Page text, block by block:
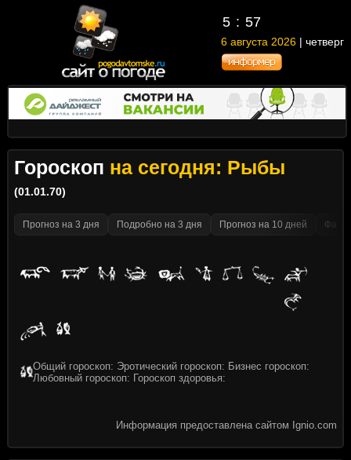
5 : 57
6 августа 2026 | четверг
Гороскоп на сегодня: Рыбы
(01.01.70)
Прогноз на 3 дня Подробно на 3 дня Прогноз на 10 дней
Общий гороскоп: Эротический гороскоп: Бизнес гороскоп:
Любовный гороскоп: Гороскоп здоровья:
Информация предоставлена сайтом Ignio.com